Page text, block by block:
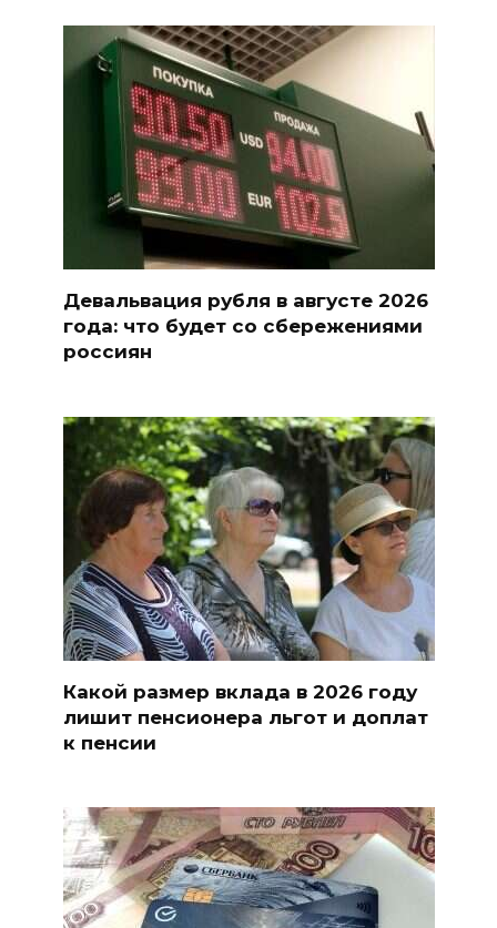
Девальвация рубля в августе 2026
года: что будет со сбережениями
россиян
Какой размер вклада в 2026 году
лишит пенсионера льгот и доплат
к пенсии